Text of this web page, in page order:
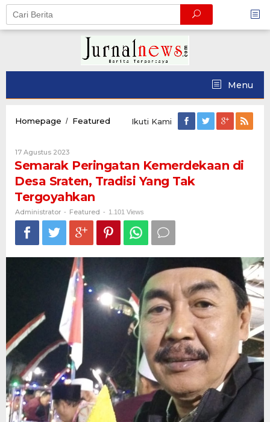
Skip
content
Menu
Homepage / Featured Semarak
Desa
Sraten,
Tradisi
Ikuti Kami
17 Agustus 2023Oleh
Administrator
Semarak Peringatan Kemerdekaan di
Desa Sraten, Tradisi Yang Tak
Tergoyahkan
Administrator - Featured - 1.101 Views